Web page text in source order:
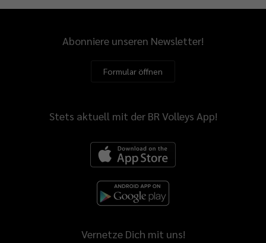
Abonniere unseren Newsletter!
Formular öffnen
Stets aktuell mit der BR Volleys App!
Vernetze Dich mit uns!